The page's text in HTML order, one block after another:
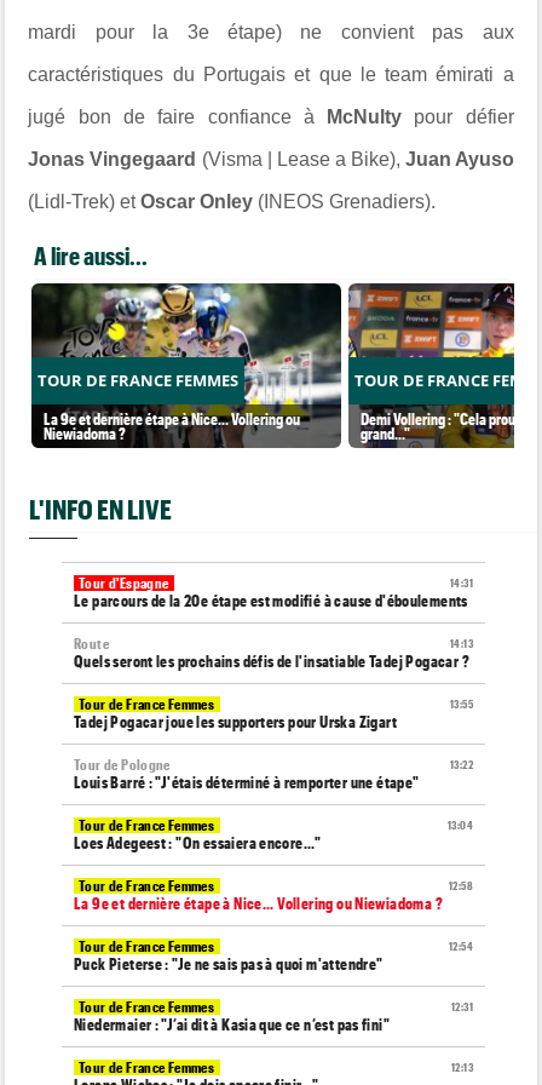
mardi pour la 3e étape) ne convient pas aux
caractéristiques du Portugais et que le team émirati a
jugé bon de faire confiance à McNulty pour défier
Jonas Vingegaard (Visma | Lease a Bike), Juan Ayuso
(Lidl-Trek) etOscar Onley (INEOS Grenadiers).
A lire aussi...
TOUR DE FRANCE FEMMES
La 9e et dernière étape à Nice... Vollering ou
Niewiadoma ?
TOUR DE FRANCE
Demi Vollering : "Cela prouve
grand..."
L'INFO EN LIVE
14:31
Tour d'Espagne
Le parcours de la 20e étape est modifié à cause d'éboulements
14:13
Route
Quels seront les prochains défis de l'insatiable Tadej Pogacar ?
13:55
Tour de France Femmes
Tadej Pogacar joue les supporters pour Urska Zigart
13:22
Tour de Pologne
Louis Barré : "J'étais déterminé à remporter une étape"
13:04
Tour de France Femmes
Loes Adegeest : "On essaiera encore..."
12:58
Tour de France Femmes
La 9e et dernière étape à Nice... Vollering ou Niewiadoma ?
12:54
Tour de France Femmes
Puck Pieterse : "Je ne sais pas à quoi m'attendre"
12:31
Tour de France Femmes
Niedermaier : "J’ai dit à Kasia que ce n’est pas fini"
12:13
Tour de France Femmes